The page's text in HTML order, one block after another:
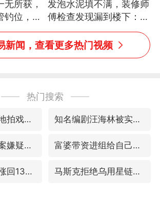
所获，
钓位，用
鱼
发泡水泥填不满，装修师
傅检查发现漏到楼下：出
风口未延伸到外墙
新闻，查看更多热门视频
热门搜索
梁家辉：到内地拍戏不是北上是回归 知名编剧汪海林被实名举报偷税漏税
河南重大刑事案嫌疑人落网 富婆带资进组给自己硬加60多场吻戏
金饰克价一夜涨回1300元 马斯克拒绝乌用星链打击俄境内目标